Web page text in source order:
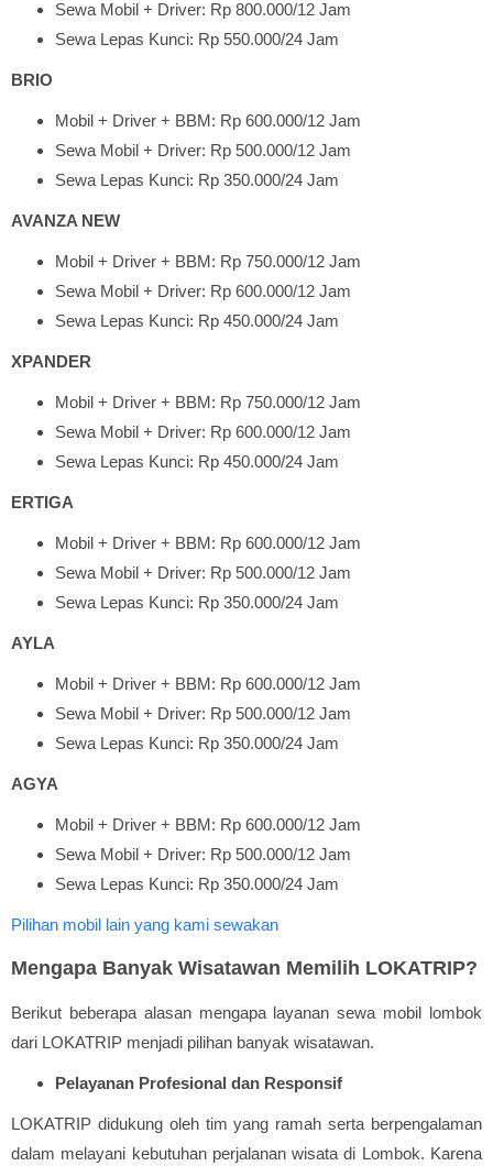
Sewa Mobil + Driver: Rp 800.000/12 Jam
Sewa Lepas Kunci: Rp 550.000/24 Jam
BRIO
Mobil + Driver + BBM: Rp 600.000/12 Jam
Sewa Mobil + Driver: Rp 500.000/12 Jam
Sewa Lepas Kunci: Rp 350.000/24 Jam
AVANZA NEW
Mobil + Driver + BBM: Rp 750.000/12 Jam
Sewa Mobil + Driver: Rp 600.000/12 Jam
Sewa Lepas Kunci: Rp 450.000/24 Jam
XPANDER
Mobil + Driver + BBM: Rp 750.000/12 Jam
Sewa Mobil + Driver: Rp 600.000/12 Jam
Sewa Lepas Kunci: Rp 450.000/24 Jam
ERTIGA
Mobil + Driver + BBM: Rp 600.000/12 Jam
Sewa Mobil + Driver: Rp 500.000/12 Jam
Sewa Lepas Kunci: Rp 350.000/24 Jam
AYLA
Mobil + Driver + BBM: Rp 600.000/12 Jam
Sewa Mobil + Driver: Rp 500.000/12 Jam
Sewa Lepas Kunci: Rp 350.000/24 Jam
AGYA
Mobil + Driver + BBM: Rp 600.000/12 Jam
Sewa Mobil + Driver: Rp 500.000/12 Jam
Sewa Lepas Kunci: Rp 350.000/24 Jam
Pilihan mobil lain yang kami sewakan
Mengapa Banyak Wisatawan Memilih LOKATRIP?
Berikut beberapa alasan mengapa layanan sewa mobil lombok
dari LOKATRIP menjadi pilihan banyak wisatawan.
Pelayanan Profesional dan Responsif
LOKATRIP didukung oleh tim yang ramah serta berpengalaman
dalam melayani kebutuhan perjalanan wisata di Lombok. Karena